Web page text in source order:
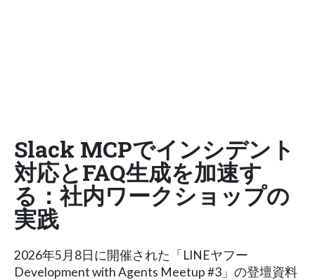
Slack MCPでインシデント
対応とFAQ生成を加速す
る：社内ワークショップの
実践
2026年5月8日に開催された「LINEヤフー
Development with Agents Meetup #3」の登壇資料